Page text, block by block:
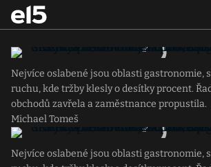
Nejvíce oslabené jsou oblasti gastronomie,
ruchu, kde tržby klesly o desítky procent.
obchodů zavřela a zaměstnance propustila.
Michael Tomeš
Nejvíce oslabené jsou oblasti gastronomie,